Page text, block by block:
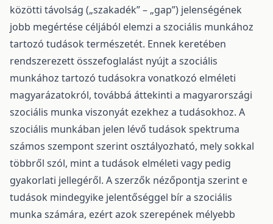
közötti távolság („szakadék” – „gap”) jelenségének
jobb megértése céljából elemzi a szociális munkához
tartozó tudások természetét. Ennek keretében
rendszerezett összefoglalást nyújt a szociális
munkához tartozó tudásokra vonatkozó elméleti
magyarázatokról, továbbá áttekinti a magyarországi
szociális munka viszonyát ezekhez a tudásokhoz. A
szociális munkában jelen lévő tudások spektruma
számos szempont szerint osztályozható, mely sokkal
többről szól, mint a tudások elméleti vagy pedig
gyakorlati jellegéről. A szerzők nézőpontja szerint e
tudások mindegyike jelentőséggel bír a szociális
munka számára, ezért azok szerepének mélyebb